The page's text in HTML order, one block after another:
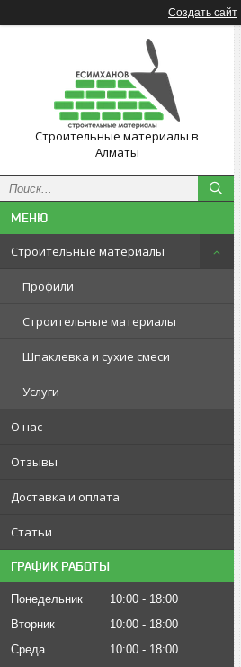
Создать сайт
Строительные материалы в
Алматы
Строительные материалы
Профили
Строительные материалы
Шпаклевка и сухие смеси
Услуги
О нас
Отзывы
Доставка и оплата
Статьи
ГРАФИК РАБОТЫ
Понедельник 10:00
18:00
Вторник
10:00
18:00
Среда
10:00
18:00